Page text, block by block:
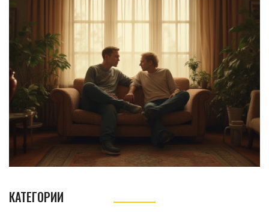
КАТЕГОРИИ